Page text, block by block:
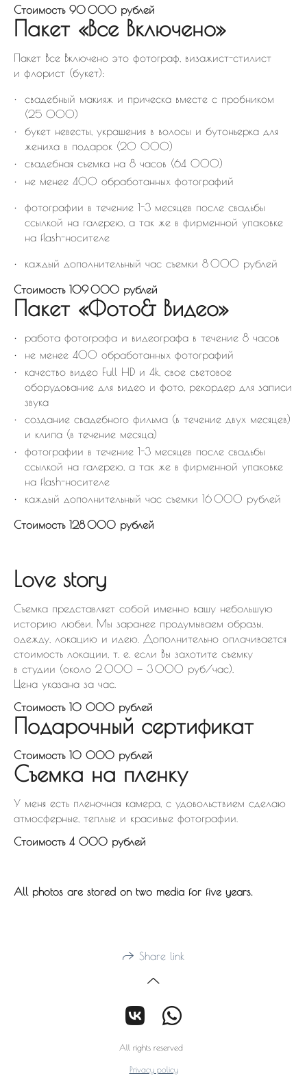
Стоимость 90 000 рублей
Пакет «Все Включено»
Пакет Все Включено это фотограф, визажист-стилист
и флорист (букет):
свадебный макияж и прическа вместе с пробником
(25 000)
букет невесты, украшения в волосы и бутоньерка для
жениха в подарок (20 000)
свадебная съемка на 8 часов (64 000)
не менее 400 обработанных фотографий
фотографии в течение 1-3 месяцев после свадьбы
ссылкой на галерею, а так же в фирменной упаковке
на flash-носителе
каждый дополнительный час съемки 8 000 рублей
Стоимость 109 000 рублей
Пакет «Фото& Видео»
работа фотографа и видеографа в течение 8 часов
не менее 400 обработанных фотографий
качество видео Full HD и 4k, свое световое
оборудование для видео и фото, рекордер для записи
звука
создание свадебного фильма (в течение двух месяцев)
и клипа (в течение месяца)
фотографии в течение 1-3 месяцев после свадьбы
ссылкой на галерею, а так же в фирменной упаковке
на flash-носителе
каждый дополнительный час съемки 16 000 рублей
Стоимость 128 000 рублей
Love story
Съемка представляет собой именно вашу небольшую
историю любви. Мы заранее продумываем образы,
одежду, локацию и идею. Дополнительно оплачивается
стоимость локации, т. е. если Вы захотите съемку
в студии (около 2 000 — 3 000 руб/час).
Цена указана за час.
Стоимость 10 000 рублей
Подарочный сертификат
Стоимость 10 000 рублей
Съемка на пленку
У меня есть пленочная камера, с удовольствием сделаю
атмосферные, теплые и красивые фотографии.
Стоимость 4 000 рублей
All photos are stored on two media for five years.
Share link
All rights reserved
Privacy policy